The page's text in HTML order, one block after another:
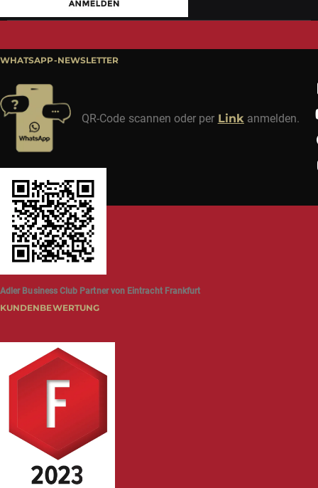
WHATSAPP-NEWSLETTER
QR-Code scannen oder per Linkanmelden.
Adler Business Club Partner von Eintracht Frankfurt
KUNDENBEWERTUNG